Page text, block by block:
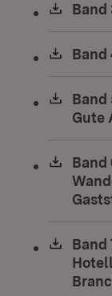
Band
Band
Band
Gute
Band
Band